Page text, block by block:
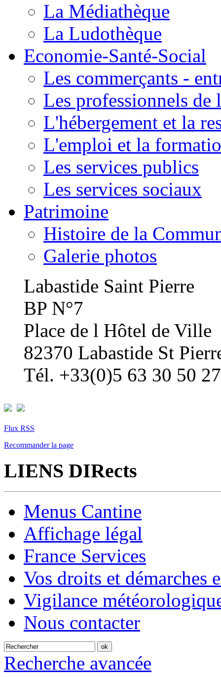
La Médiathèque
La Ludothèque
Economie-Santé-Social
Les commerçants -
Les professionnels de
L'hébergement et la
L'emploi et la
Les services publics
Les services sociaux
Patrimoine
Histoire de la
Galerie photos
Labastide Saint Pierre
BP N°7
Place de l Hôtel de Ville
82370 Labastide St
Tél. +33(0)5 63 30 50 27
Flux RSS
Recommander la page
LIENS DIRects
Menus Cantine
Affichage légal
France Services
Vos droits et démarches
Vigilance
Nous contacter
Recherche avancée